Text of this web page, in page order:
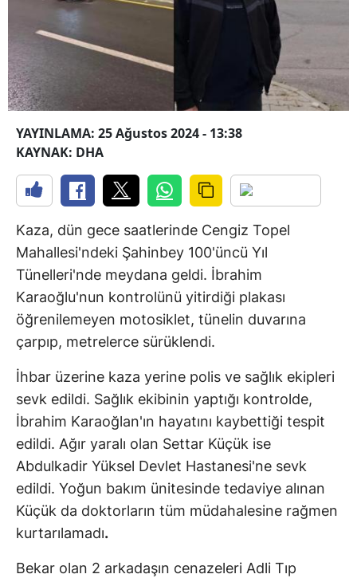
YAYINLAMA: 25 Ağustos 2024 - 13:38
KAYNAK: DHA
Kaza, dün gece saatlerinde Cengiz Topel
Mahallesi'ndeki Şahinbey 100'üncü Yıl
Tünelleri'nde meydana geldi. İbrahim
Karaoğlu'nun kontrolünü yitirdiği plakası
öğrenilemeyen motosiklet, tünelin duvarına
çarpıp, metrelerce sürüklendi.
İhbar üzerine kaza yerine polis ve sağlık ekipleri
sevk edildi. Sağlık ekibinin yaptığı kontrolde,
İbrahim Karaoğlan'ın hayatını kaybettiği tespit
edildi. Ağır yaralı olan Settar Küçük ise
Abdulkadir Yüksel Devlet Hastanesi'ne sevk
edildi. Yoğun bakım ünitesinde tedaviye alınan
Küçük da doktorların tüm müdahalesine rağmen
kurtarılamadı.
Bekar olan 2 arkadaşın cenazeleri Adli Tıp